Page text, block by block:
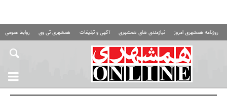
روزنامه همشهری امروز نیازمندی های همشهری آگهی و تبلیغات همشهری تی وی روابط عمومی